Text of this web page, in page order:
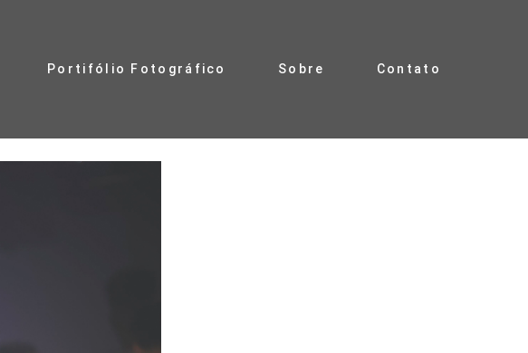
Portifólio Fotográfico Sobre Contato